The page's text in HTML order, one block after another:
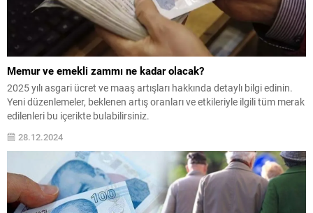
Memur ve emekli zammı ne kadar olacak?
2025 yılı asgari ücret ve maaş artışları hakkında detaylı bilgi edinin.
Yeni düzenlemeler, beklenen artış oranları ve etkileriyle ilgili tüm merak
edilenleri bu içerikte bulabilirsiniz.
28.12.2024